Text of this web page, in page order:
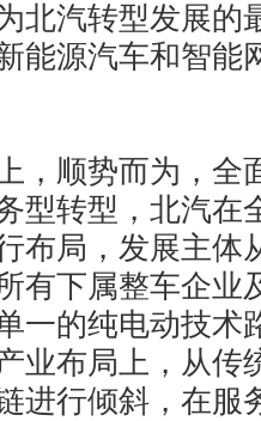
北汽转型发展的
能源汽车和智能
，顺势而为，全
型转型，北汽在
布局，发展主体
有下属整车企业
一的纯电动技术
业布局上，从传
进行倾斜，在服